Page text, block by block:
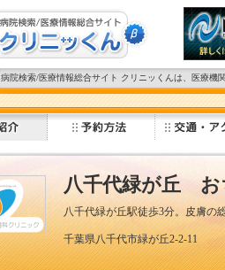
病院検索/医療情報総合サイト クリニッくんは、医療機
八千代緑が丘 お
八千代緑が丘駅徒歩3分。皮膚の
千葉県八千代市緑が丘2-2-11